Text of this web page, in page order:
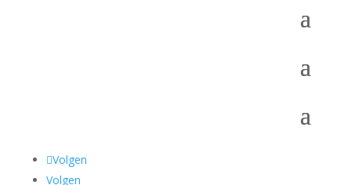
Volgen
Volgen